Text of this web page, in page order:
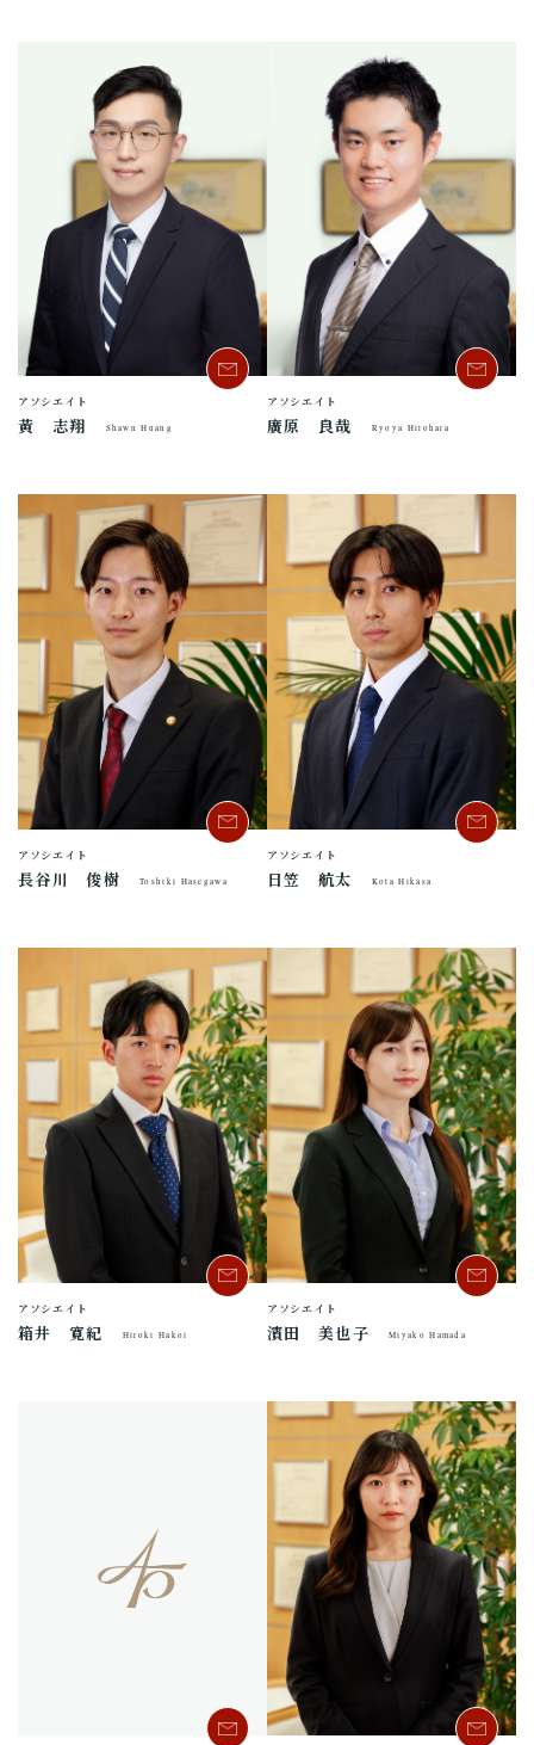
アソシエイト
黃 志翔 Shawn Huang
アソシエイト
廣原 良哉 Ryoya Hirohara
アソシエイト
長谷川 俊樹 Toshiki Hasegawa
アソシエイト
日笠 航太 Kota Hikasa
アソシエイト
箱井 寛紀 Hiroki Hakoi
アソシエイト
濱田 美也子 Miyako Hamada